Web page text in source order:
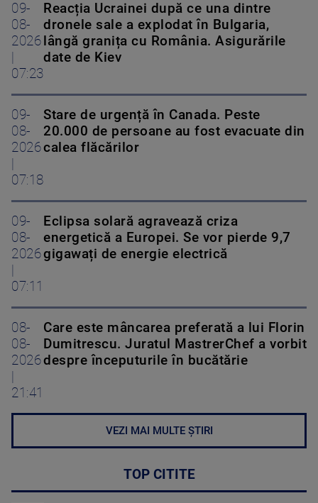
09-
08-
2026
07:23
Reacția Ucrainei după ce una dintre
dronele sale a explodat în Bulgaria,
lângă granița cu România. Asigurările
date de Kiev
09-
08-
2026
07:18
Stare de urgență în Canada. Peste
20.000 de persoane au fost evacuate din
calea flăcărilor
09-
08-
2026
07:11
Eclipsa solară agravează criza
energetică a Europei. Se vor pierde 9,7
gigawați de energie electrică
08-
08-
2026
21:41
Care este mâncarea preferată a lui Florin
Dumitrescu. Juratul MastrerChef a vorbit
despre începuturile în bucătărie
VEZI MAI MULTE ȘTIRI
TOP CITITE